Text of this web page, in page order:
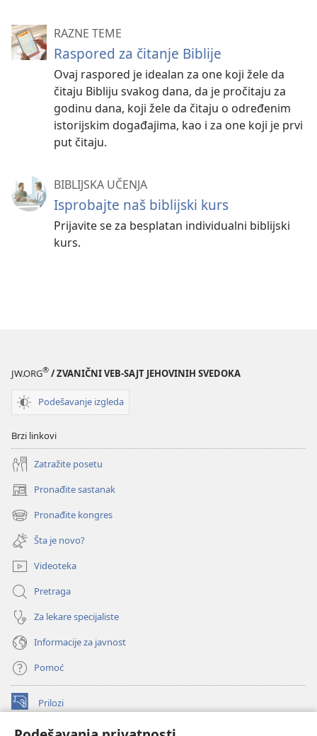
RAZNE TEME
Raspored za čitanje Biblije
Ovaj raspored je idealan za one koji žele da
čitaju Bibliju svakog dana, da je pročitaju za
godinu dana, koji žele da čitaju o određenim
istorijskim događajima, kao i za one koji je prvi
put čitaju.
BIBLIJSKA UČENJA
Isprobajte naš biblijski kurs
Prijavite se za besplatan individualni biblijski
kurs.
JW.ORG® / ZVANIČNI VEB-SAJT JEHOVINIH SVEDOKA
Podešavanje izgleda
Brzi linkovi
Zatražite posetu
Pronađite sastanak
(otvara
novi
prozor)
Pronađite kongres
(otvara
novi
prozor)
Šta je novo?
Videoteka
Pretraga
Za lekare specijaliste
Informacije za javnost
Pomoć
Prilozi
(otvara